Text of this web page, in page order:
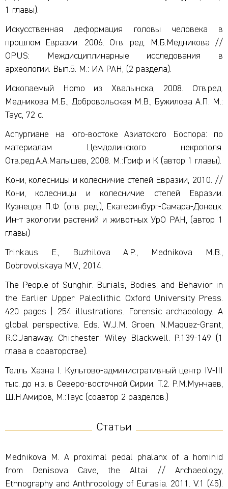
1 главы).
Искусственная деформация головы человека в
прошлом Евразии. 2006. Отв. ред. М.Б.Медникова //
OPUS: Междисциплинарные исследования в
археологии. Вып.5. М.: ИА РАН, (2 раздела).
Ископаемый Homo из Хвалынска, 2008. Отв.ред.
Медникова М.Б., Добровольская М.В., Бужилова А.П. М.:
Таус, 72 с.
Аспургиане на юго-востоке Азиатского Боспора: по
материалам Цемдолинского некрополя.
Отв.ред.А.А.Малышев, 2008. М.:Гриф и К (автор 1 главы).
Кони, колесницы и колесничие степей Евразии, 2010. //
Кони, колесницы и колесничие степей Евразии.
Кузнецов П.Ф. (отв. ред.), Екатеринбург-Самара-Донецк:
Ин-т экологии растений и животных УрО РАН, (автор 1
главы)
Trinkaus E., Buzhilova A.P., Mednikova M.B.,
Dobrovolskaya M.V., 2014.
The People of Sunghir. Burials, Bodies, and Behavior in
the Earlier Upper Paleolithic. Oxford University Press.
420 pages | 254 illustrations. Forensic archaeology. A
global perspective. Eds. W.J.M. Groen, N.Maquez-Grant,
R.C.Janaway. Chichester: Wiley Blackwell. P.139-149 (1
глава в соавторстве).
Телль Хазна I. Культово-административный центр IV-III
тыс. до н.э. в Северо-восточной Сирии. Т.2. Р.М.Мунчаев,
Ш.Н.Амиров, М.:Таус (соавтор 2 разделов.)
Статьи
Mednikova M. A proximal pedal phalanx of a hominid
from Denisova Cave, the Altai // Archaeology,
Ethnography and Anthropology of Eurasia. 2011. V.1 (45).